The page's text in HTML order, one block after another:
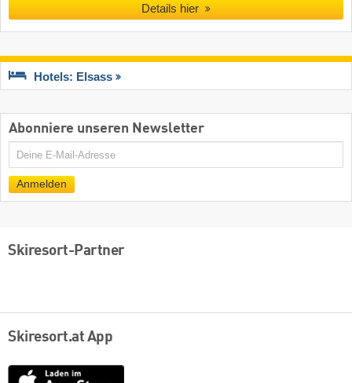
Details hier
Hotels: Elsass
Abonniere unseren Newsletter
E-
Anmelden
Skiresort-Partner
Skiresort.at App
App